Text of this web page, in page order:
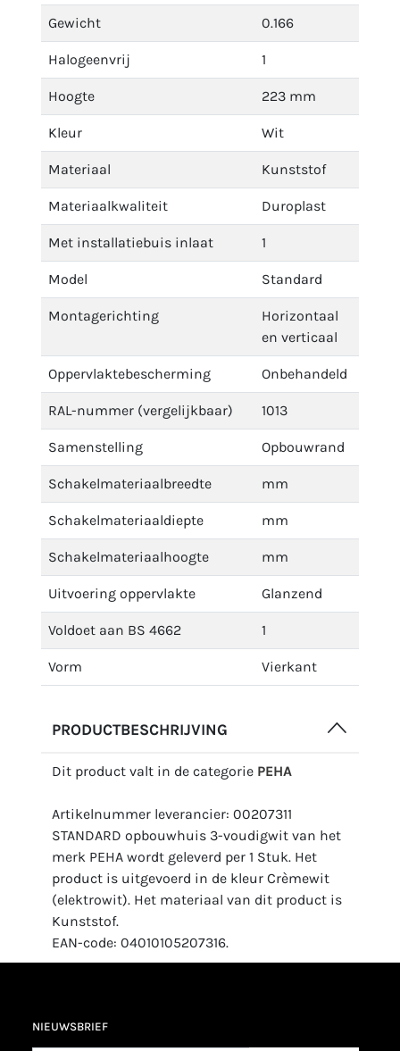
Gewicht 0.166
Halogeenvrij 1
Hoogte 223 mm
Kleur Wit
Materiaal Kunststof
Materiaalkwaliteit Duroplast
Met installatiebuis inlaat 1
Model Standard
Montagerichting
Horizontaal
en verticaal
Oppervlaktebescherming Onbehandeld
RAL-nummer (vergelijkbaar) 1013
Samenstelling Opbouwrand
Schakelmateriaalbreedte mm
Schakelmateriaaldiepte mm
Schakelmateriaalhoogte mm
Uitvoering oppervlakte Glanzend
Voldoet aan BS 4662 1
Vorm Vierkant
PRODUCTBESCHRIJVING
Dit product valt in de categorie PEHA
Artikelnummer leverancier: 00207311
STANDARD opbouwhuis 3-voudigwit van het
merk PEHA wordt geleverd per 1 Stuk. Het
product is uitgevoerd in de kleur Crèmewit
(elektrowit). Het materiaal van dit product is
Kunststof.
EAN-code: 04010105207316.
NIEUWSBRIEF